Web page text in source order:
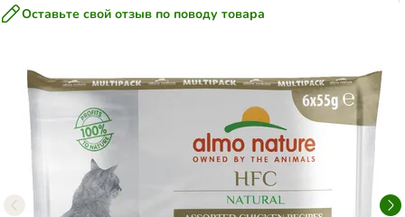
Оставьте свой отзыв по поводу товара